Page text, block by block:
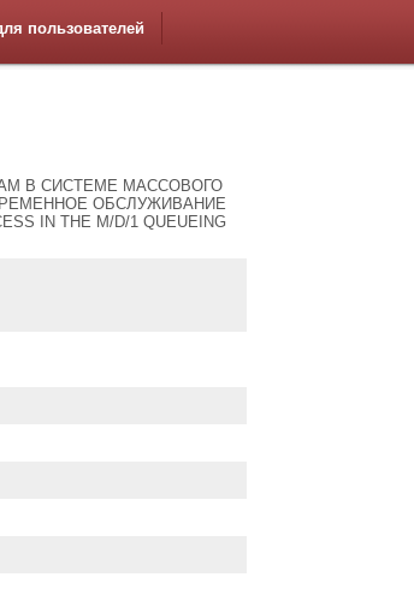
пользователей
В СИСТЕМЕ МАССОВОГО
ОБСЛУЖИВАНИЕ
IN THE M/D/1 QUEUEING